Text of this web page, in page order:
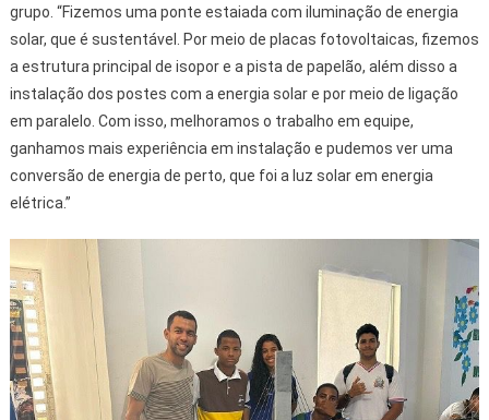
grupo. “Fizemos uma ponte estaiada com iluminação de energia
solar, que é sustentável. Por meio de placas fotovoltaicas, fizemos
a estrutura principal de isopor e a pista de papelão, além disso a
instalação dos postes com a energia solar e por meio de ligação
em paralelo. Com isso, melhoramos o trabalho em equipe,
ganhamos mais experiência em instalação e pudemos ver uma
conversão de energia de perto, que foi a luz solar em energia
elétrica.”